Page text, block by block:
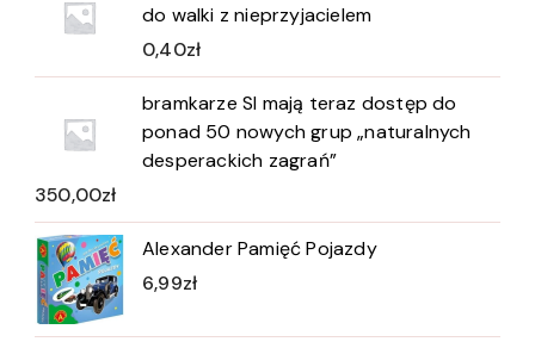
do walki z nieprzyjacielem
0,40zł
bramkarze SI mają teraz dostęp do
ponad 50 nowych grup „naturalnych
desperackich zagrań”
350,00zł
Alexander Pamięć Pojazdy
6,99zł